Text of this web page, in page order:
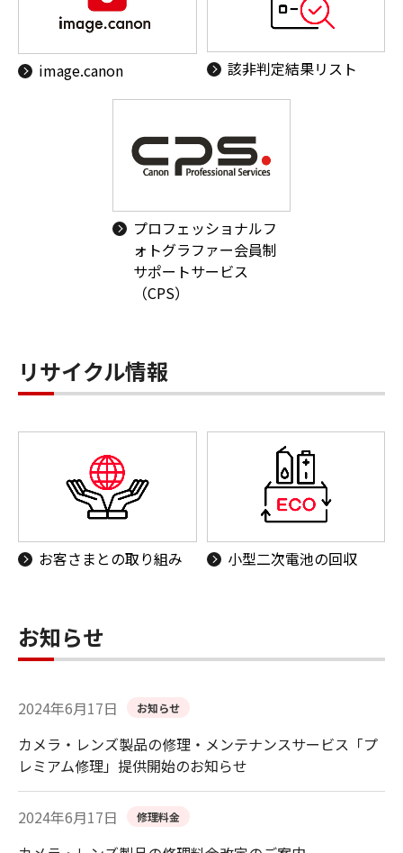
image.canon 該非判定結果リスト
プロフェッショナルフ
ォトグラファー会員制
サポートサービス
（CPS）
リサイクル情報
お客さまとの取り組み 小型二次電池の回収
お知らせ
2024年6月17日 お知らせ
カメラ・レンズ製品の修理・メンテナンスサービス「プ
レミアム修理」提供開始のお知らせ
2024年6月17日 修理料金